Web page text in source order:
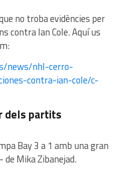
no troba evidències per
contra Ian Cole. Aquí us
news/nhl-cerro-
contra-ian-cole/c-
dels partits
Bay 3 a 1 amb una gran
Mika Zibanejad.